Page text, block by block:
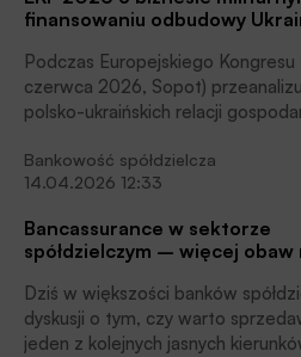
finansowaniu odbudowy
Podczas Europejskiego
czerwca 2026, Sopot)
polsko-ukraińskich relacji
Bankiem Gospodarstwa
realiom zarządzania biznesem w
strategicznym mechanizmom
odbudowy – czytamy w
organizatorów. Partnerami EKF
Polskich i Warszawski Instytut
Finansowy BANK i Portal
medialnymi Kongresu.
Bankowość spółdzielcza
14.04.2026 12:33
Bancassurance w sektorze
spółdzielczym – więcej
Dziś w większości banków
dyskusji o tym, czy warto
jeden z kolejnych jasnych